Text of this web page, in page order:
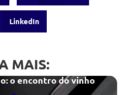
LinkedIn
MAIS:
o encontro do vinho